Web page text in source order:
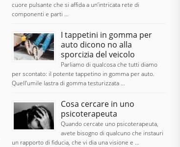
cuore pulsante che si affida a un’intricata rete di
componenti e parti …
I tappetini in gomma per
auto dicono no alla
sporcizia del veicolo
Parliamo di qualcosa che tutti diamo
per scontato: il potente tappetino in gomma per auto.
Quell’umile lastra di gomma testurizzata …
Cosa cercare in uno
psicoterapeuta
Quando cercate uno psicoterapeuta,
avete bisogno di qualcuno che instauri
un rapporto di fiducia, che vi dia una visione e …